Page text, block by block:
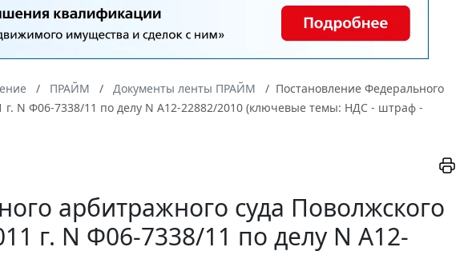
ПРАЙМ Документы ленты ПРАЙМ
Постановление Федерального
г. N Ф06-7338/11 по делу N А12-22882/2010 (ключевые темы: НДС - штраф -
арбитражного суда Поволжского
г. N Ф06-7338/11 по делу N А12-